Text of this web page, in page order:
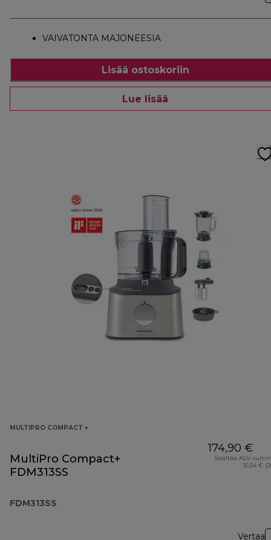
VAIVATONTA MAJONEESIA
Lisää ostoskoriin
Lue lisää
MULTIPRO COMPACT +
MultiPro Compact+
FDM313SS
FDM313SS
174,90 €
Sisältää ALV-
35,54 €
Vertaa